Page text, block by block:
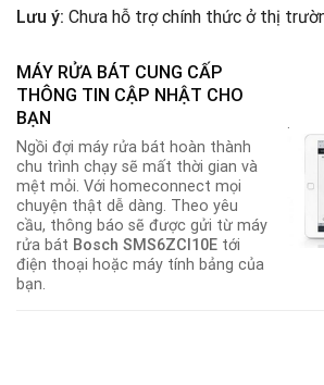
Lưu ý: Chưa hỗ trợ chính thức ở thị
MÁY RỬA BÁT CUNG CẤP
THÔNG TIN CẬP NHẬT CHO
BẠN
Ngồi đợi máy rửa bát hoàn thành
chu trình chạy sẽ mất thời gian và
mệt mỏi. Với homeconnect mọi
chuyện thật dễ dàng. Theo yêu
cầu, thông báo sẽ được gửi từ máy
rửa bát Bosch SMS6ZCI10E tới
điện thoại hoặc máy tính bảng của
bạn.
.